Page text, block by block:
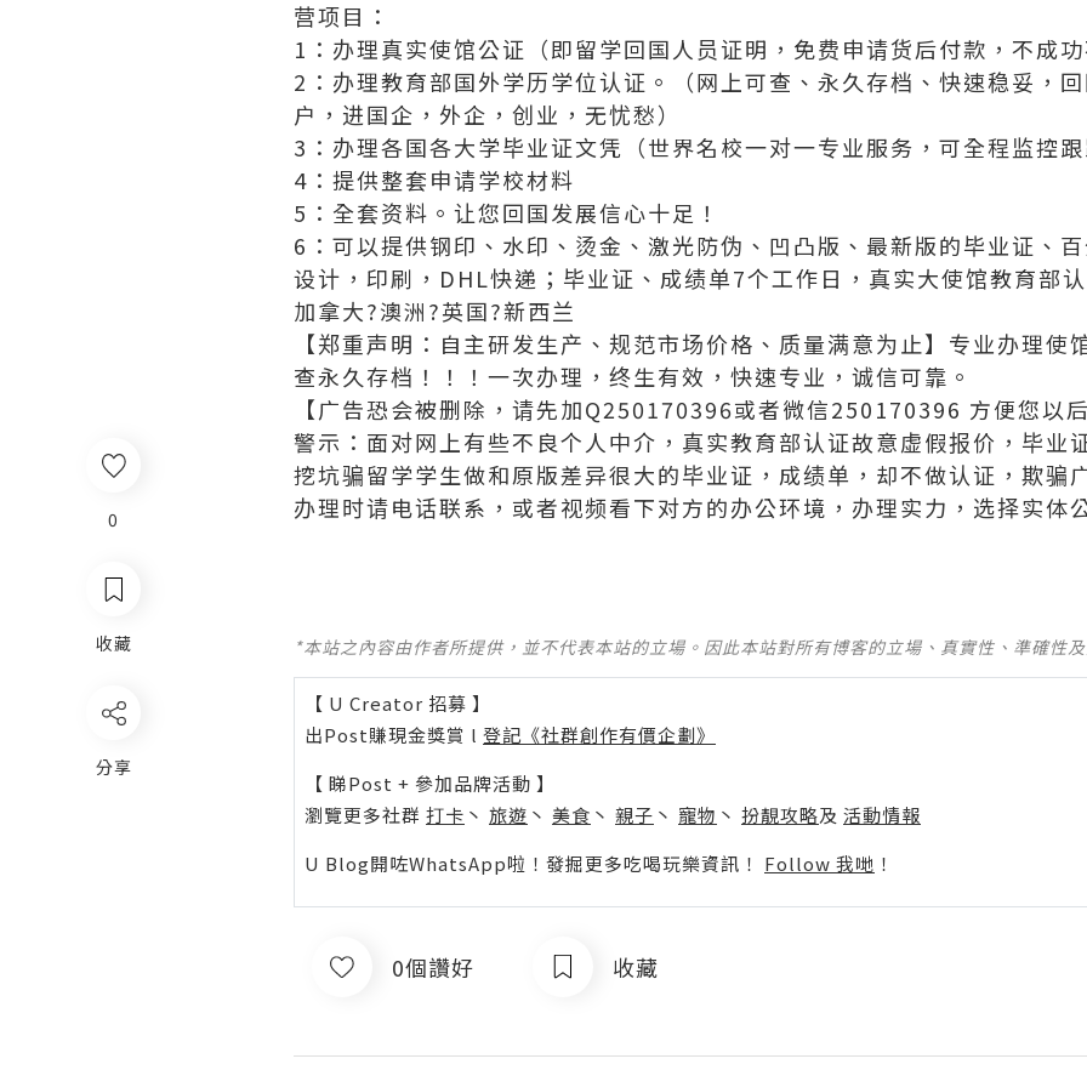
0
收藏
分享
营项目：
1：办理真实使馆公证（即留学回国人员证明，免费申请货后付款，不成
2：办理教育部国外学历学位认证。（网上可查、永久存档、快速稳妥，
户，进国企，外企，创业，无忧愁）
3：办理各国各大学毕业证文凭（世界名校一对一专业服务，可全程监控
4：提供整套申请学校材料
5：全套资料。让您回国发展信心十足！
6：可以提供钢印、水印、烫金、激光防伪、凹凸版、最新版的毕业证、
设计，印刷，DHL快递；毕业证、成绩单7个工作日，真实大使馆教育部
加拿大?澳洲?英国?新西兰
【郑重声明：自主研发生产、规范市场价格、质量满意为止】专业办理
查永久存档！！！一次办理，终生有效，快速专业，诚信可靠。
【广告恐会被删除，请先加Q250170396或者微信250170396 方便您以
警示：面对网上有些不良个人中介，真实教育部认证故意虚假报价，毕业
挖坑骗留学学生做和原版差异很大的毕业证，成绩单，却不做认证，欺骗
办理时请电话联系，或者视频看下对方的办公环境，办理实力，选择实体
*本站之內容由作者所提供，並不代表本站的立場。因此本站對所有博客的立場、真實性、準確性
【 U Creator 招募 】
出Post賺現金獎賞 l 登記《社群創作有價企劃》
【 睇Post + 參加品牌活動 】
瀏覽更多社群 打卡 丶 旅遊 丶 美食 丶 親子 丶 寵物 丶 扮靚攻略及 活動情報
U Blog開咗WhatsApp啦！發掘更多吃喝玩樂資訊！ Follow 我哋 ！
0個讚好 收藏